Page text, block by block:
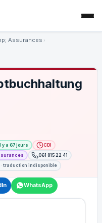
Assurances
y a 67 jours
CDI
061 815 22 41
traduction indisponible
WhatsApp